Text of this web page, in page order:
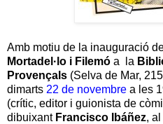
Amb motiu de la inauguració
Mortadel·lo i Filemó a la
Provençals (Selva de Mar,
dimarts 22 de novembre a les
(crític, editor i guionista de
dibuixant Francisco Ibáñez,